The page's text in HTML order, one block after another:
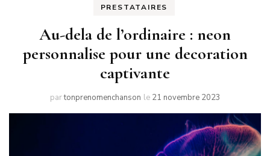
PRESTATAIRES
Au-dela de l’ordinaire : neon
personnalise pour une decoration
captivante
partonprenomenchanson le 21 novembre 2023